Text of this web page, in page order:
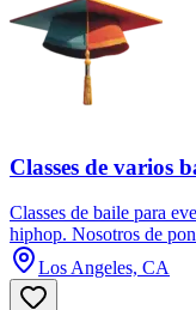
Classes de varios
Classes de baile para
hiphop. Nosotros de
Los Angeles, CA